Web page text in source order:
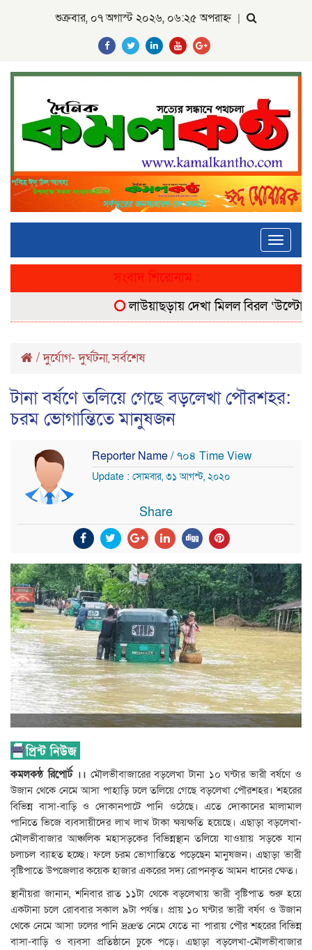
শুক্রবার, ০৭ অগাস্ট ২০২৬, ০৬:২৫ অপরাহ্ন |
Toggle
সংবাদ শিরোনাম :
লাউয়াছড়ায় দেখা মিলল বিরল ‘উল্টোলেজি’
/দুর্যোগ- দুর্ঘটনা,সর্বশেষ
টানা বর্ষণে তলিয়ে গেছে বড়লেখা পৌরশহর:
চরম ভোগান্তিতে মানুষজন
Reporter Name/ ৭০৪ Time View
Update : সোমবার, ৩১ আগস্ট, ২০২০
Share
কমলকন্ঠ রিপোর্ট ।। মৌলভীবাজারের বড়লেখা টানা ১০ ঘন্টার ভারী বর্ষণে ও
উজান থেকে নেমে আসা পাহাড়ি ঢলে তলিয়ে গেছে বড়লেখা পৌরশহর। শহরের
বিভিন্ন বাসা-বাড়ি ও দোকানপাটে পানি ওঠেছে। এতে দোকানের মালামাল
পানিতে ভিজে ব্যবসায়ীদের লাখ লাখ টাকা ক্ষয়ক্ষতি হয়েছে। এছাড়া বড়লেখা-
মৌলভীবাজার আঞ্চলিক মহাসড়কের বিভিন্নস্থান তলিয়ে যাওয়ায় সড়কে যান
চলাচল ব্যাহত হচ্ছে। ফলে চরম ভোগান্তিতে পড়েছেন মানুষজন। এছাড়া ভারী
বৃষ্টিপাতে উপজেলার কয়েক হাজার একরের সদ্য রোপনকৃত আমন ধানের ক্ষেত।
স্থানীয়রা জানান, শনিবার রাত ১১টা থেকে বড়লেখায় ভারী বৃষ্টিপাত শুরু হয়ে
একটানা চলে রোববার সকাল ৯টা পর্যন্ত। প্রায় ১০ ঘন্টার ভারী বর্ষণ ও উজান
থেকে নেমে আসা ঢলের পানি দ্রæত নেমে যেতে না পারায় পৌর শহরের বিভিন্ন
বাসা-বাড়ি ও ব্যবসা প্রতিষ্ঠানে ঢুকে পড়ে। এছাড়া বড়লেখা-মৌলভীবাজার